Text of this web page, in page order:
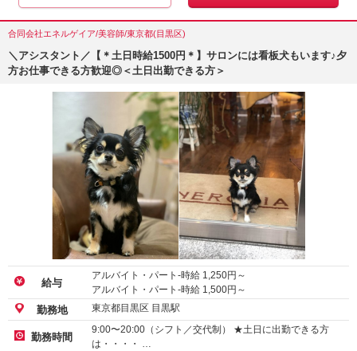
合同会社エネルゲイア/美容師/東京都(目黒区)
＼アシスタント／【＊土日時給1500円＊】サロンには看板犬もいます♪夕
方お仕事できる方歓迎◎＜土日出勤できる方＞
給与
アルバイト・パート-時給 1,250円～
アルバイト・パート-時給 1,500円～
勤務地 東京都目黒区 目黒駅
勤務時間
9:00〜20:00（シフト／交代制） ★土日に出勤できる方
は・・・・ …